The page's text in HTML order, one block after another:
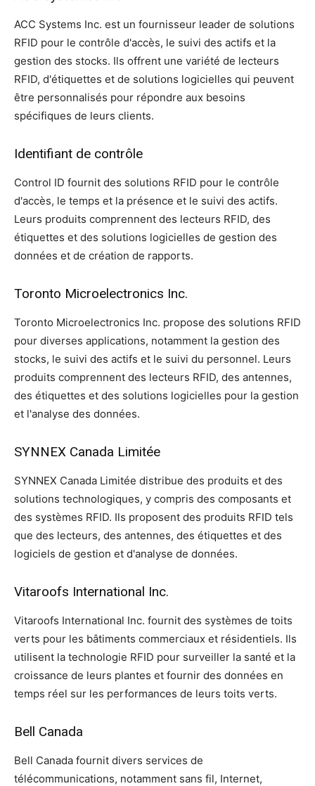
ACC Systems Inc. est un fournisseur leader de solutions
RFID pour le contrôle d'accès, le suivi des actifs et la
gestion des stocks. Ils offrent une variété de lecteurs
RFID, d'étiquettes et de solutions logicielles qui peuvent
être personnalisés pour répondre aux besoins
spécifiques de leurs clients.
Identifiant de contrôle
Control ID fournit des solutions RFID pour le contrôle
d'accès, le temps et la présence et le suivi des actifs.
Leurs produits comprennent des lecteurs RFID, des
étiquettes et des solutions logicielles de gestion des
données et de création de rapports.
Toronto Microelectronics Inc.
Toronto Microelectronics Inc. propose des solutions RFID
pour diverses applications, notamment la gestion des
stocks, le suivi des actifs et le suivi du personnel. Leurs
produits comprennent des lecteurs RFID, des antennes,
des étiquettes et des solutions logicielles pour la gestion
et l'analyse des données.
SYNNEX Canada Limitée
SYNNEX Canada Limitée distribue des produits et des
solutions technologiques, y compris des composants et
des systèmes RFID. Ils proposent des produits RFID tels
que des lecteurs, des antennes, des étiquettes et des
logiciels de gestion et d'analyse de données.
Vitaroofs International Inc.
Vitaroofs International Inc. fournit des systèmes de toits
verts pour les bâtiments commerciaux et résidentiels. Ils
utilisent la technologie RFID pour surveiller la santé et la
croissance de leurs plantes et fournir des données en
temps réel sur les performances de leurs toits verts.
Bell Canada
Bell Canada fournit divers services de
télécommunications, notamment sans fil, Internet,